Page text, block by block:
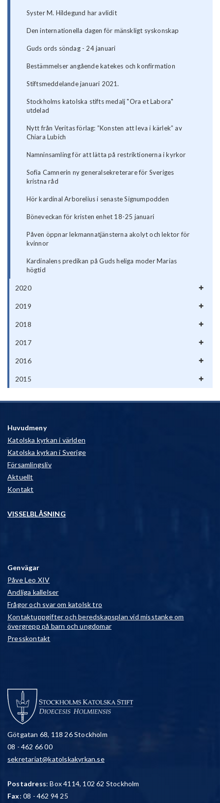
Syster M. Hildegund har avlidit
Den internationella dagen för mänskligt syskonskap
Guds ords söndag - 24 januari
Bestämmelser angående katekes och konfirmation
Stiftsmeddelande januari 2021.
Stockholms katolska stifts medalj "Ora et Labora"
utdelad
Nytt från Veritas förlag: ”Konsten att leva i kärlek” av
Chiara Lubich
Namninsamling för att lätta på restriktionerna i kyrkor
Sofia Camnerin ny generalsekreterare för Sveriges
kristna råd
Hör kardinal Arborelius i senaste Signumpodden
Böneveckan för kristen enhet 18-25 januari
Påven öppnar lekmannatjänsterna akolyt och lektor för
kvinnor
Kardinalens predikan på Guds heliga moder Marias
högtid
2020
2019
2018
2017
2016
2015
Huvudmeny
Katolska kyrkan i världen
Katolska kyrkan i Sverige
Församlingsliv
Aktuellt
Kontakt
VISSELBLÅSNING
Genvägar
Påve Leo XIV
Andliga kallelser
Frågor och svar om katolsk tro
Kontaktuppgifter och beredskapsplan vid misstanke om
övergrepp på barn och ungdomar
Presskontakt
Götgatan 68, 118 26 Stockholm
08 - 462 66 00
sekretariat@katolskakyrkan.se
Postadress: Box 4114, 102 62 Stockholm
Fax: 08 - 462 94 25